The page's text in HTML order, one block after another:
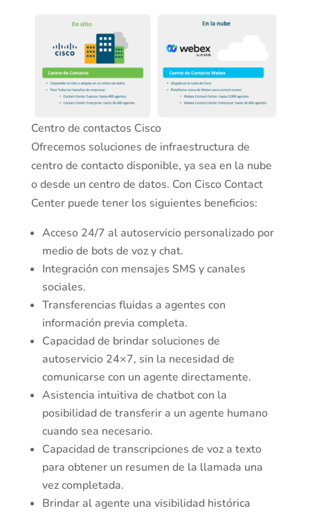
Centro de contactos Cisco
Ofrecemos soluciones de infraestructura de
centro de contacto disponible, ya sea en la nube
o desde un centro de datos. Con Cisco Contact
Center puede tener los siguientes beneficios:
Acceso 24/7 al autoservicio personalizado por
medio de bots de voz y chat.
Integración con mensajes SMS y canales
sociales.
Transferencias fluidas a agentes con
información previa completa.
Capacidad de brindar soluciones de
autoservicio 24×7, sin la necesidad de
comunicarse con un agente directamente.
Asistencia intuitiva de chatbot con la
posibilidad de transferir a un agente humano
cuando sea necesario.
Capacidad de transcripciones de voz a texto
para obtener un resumen de la llamada una
vez completada.
Brindar al agente una visibilidad histórica